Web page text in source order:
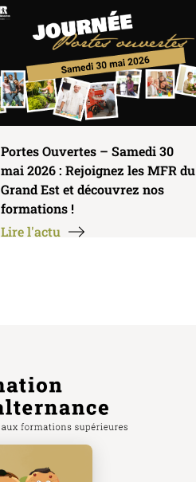
Portes Ouvertes – Samedi 30
mai 2026 : Rejoignez les MFR du
Grand Est et découvrez nos
formations !
Lire l'actu